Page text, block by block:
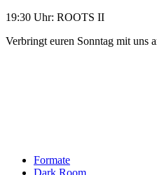
19:30 Uhr: ROOTS II
Verbringt euren Sonntag mit uns
Formate
Dark Room